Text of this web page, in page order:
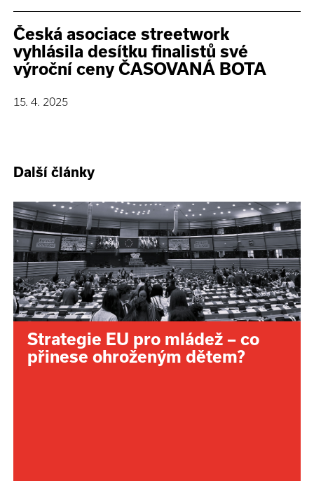
Česká asociace streetwork
vyhlásila desítku finalistů své
výroční ceny ČASOVANÁ BOTA
15. 4. 2025
Další články
Strategie EU pro mládež – co
přinese ohroženým dětem?